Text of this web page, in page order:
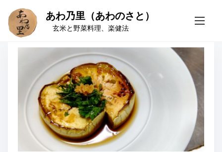
あわ乃里（あわのさと）
玄米と野菜料理、楽健法
タグ: なす